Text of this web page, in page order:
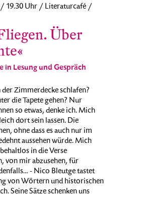
/ 19.30 Uhr / Literaturcafé /
Über
in Lesung und Gespräch
der Zimmerdecke schlafen?
die Tapete gehen? Nur
so etwas, denke ich. Mich
dort sein lassen. Die
ohne dass es auch nur im
aussehen würde. Mich
in die Verse
von mir abzusehen, für
- Nico Bleutge tastet
von Wörtern und historischen
Seine Sätze schenken uns